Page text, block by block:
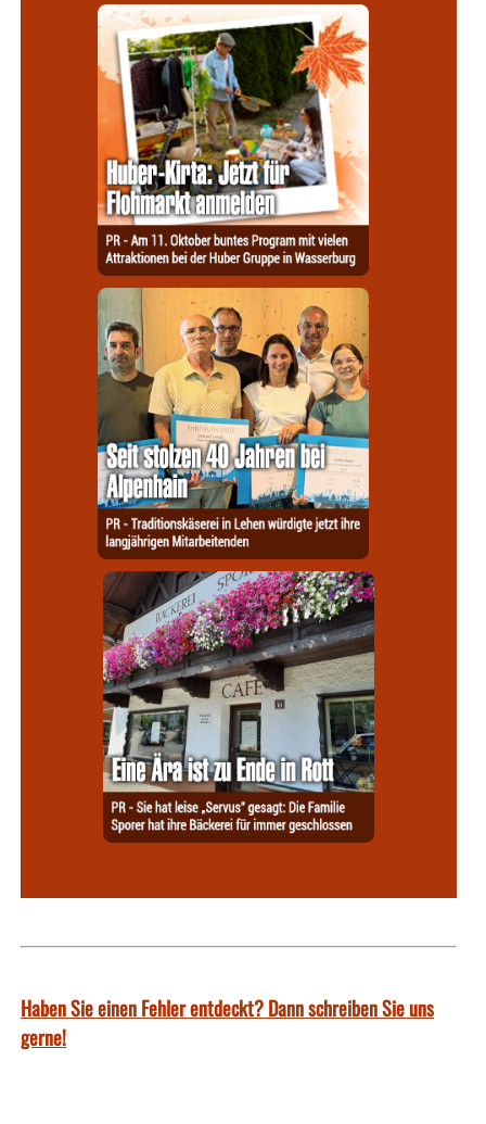
Haben Sie einen Fehler entdeckt? Dann schreiben Sie uns
gerne!